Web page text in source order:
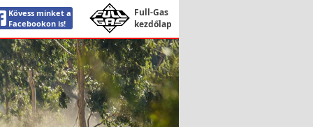
Kövess minket a
Facebookon is!
Full-Gas
kezdőlap